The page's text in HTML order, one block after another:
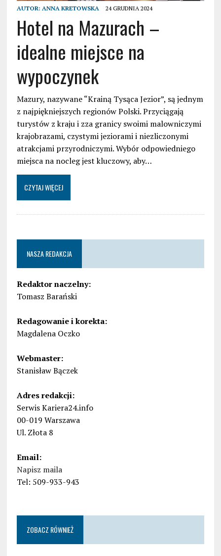
AUTOR: ANNA KRETOWSKA 24 GRUDNIA 2024
Hotel na Mazurach –
idealne miejsce na
wypoczynek
Mazury, nazywane “Krainą Tysąca Jezior”, są jednym
z najpiękniejszych regionów Polski. Przyciągają
turystów z kraju i zza granicy swoimi malowniczymi
krajobrazami, czystymi jeziorami i niezliczonymi
atrakcjami przyrodniczymi. Wybór odpowiedniego
miejsca na nocleg jest kluczowy, aby…
CZYTAJ WIĘCEJ
NASZA REDAKCJA
Redaktor naczelny:
Tomasz Barański
Redagowanie i korekta:
Magdalena Oczko
Webmaster:
Stanisław Bączek
Adres redakcji:
Serwis Kariera24.info
00-019 Warszawa
Ul. Złota 8
Email:
Napisz maila
Tel: 509-933-943
ZOBACZ RÓWNIEŻ